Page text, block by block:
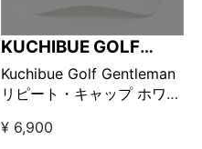
KUCHIBUE GOLF
GENTLEMAN
Kuchibue Golf Gentleman
リピート・キャップ ホワイ
¥ 6,900